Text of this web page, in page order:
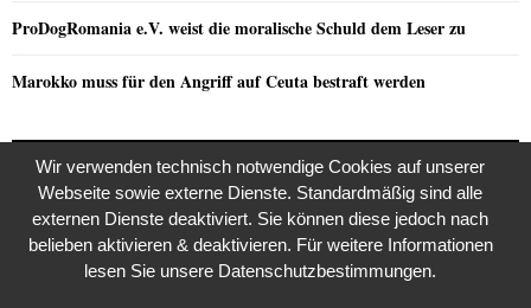
ProDogRomania e.V. weist die moralische Schuld dem Leser zu
Marokko muss für den Angriff auf Ceuta bestraft werden
NEUSTE KOMMENTARE
JoyzuRazzia in der JVA Rheinbach
Wir verwenden technisch notwendige Cookies auf unserer
Webseite sowie externe Dienste. Standardmäßig sind alle
externen Dienste deaktiviert. Sie können diese jedoch nach
belieben aktivieren & deaktivieren. Für weitere Informationen
lesen Sie unsere Datenschutzbestimmungen.